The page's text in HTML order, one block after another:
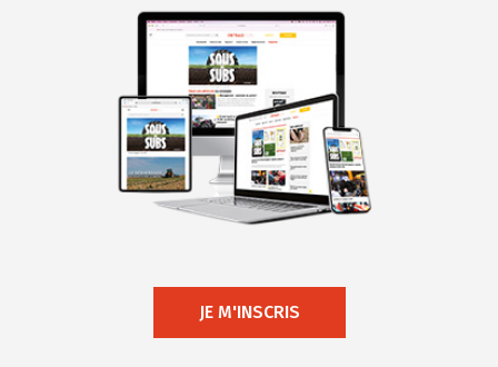
JE M'INSCRIS